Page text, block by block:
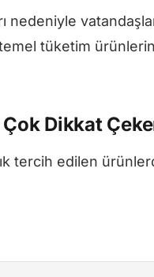
tüketim
Dikkat
tercih edilen